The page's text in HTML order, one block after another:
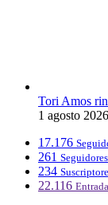
Tori Amos
1 agosto 2026
17.176
261 Seguidores
234
22.116